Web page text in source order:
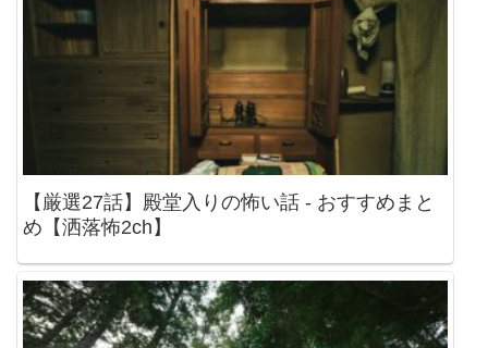
【厳選27話】殿堂入りの怖い話 - おすすめまと
め【洒落怖2ch】